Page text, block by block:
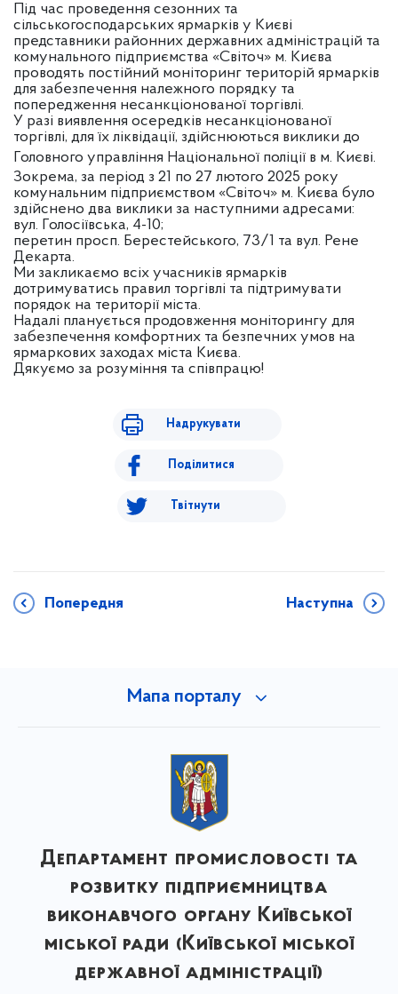
Під час проведення сезонних та
сільськогосподарських ярмарків у Києві
представники районних державних адміністрацій та
комунального підприємства «Світоч» м. Києва
проводять постійний моніторинг територій ярмарків
для забезпечення належного порядку та
попередження несанкціонованої торгівлі.
У разі виявлення осередків несанкціонованої
торгівлі, для їх ліквідації, здійснюються виклики до
Головного управління Національної поліції в м. Києві.
Зокрема, за період з 21 по 27 лютого 2025 року
комунальним підприємством «Світоч» м. Києва було
здійснено два виклики за наступними адресами:
вул. Голосіївська, 4-10;
перетин просп. Берестейського, 73/1 та вул. Рене
Декарта.
Ми закликаємо всіх учасників ярмарків
дотримуватись правил торгівлі та підтримувати
порядок на території міста.
Надалі планується продовження моніторингу для
забезпечення комфортних та безпечних умов на
ярмаркових заходах міста Києва.
Дякуємо за розуміння та співпрацю!
Надрукувати
Поділитися
Твітнути
Попередня Наступна
Мапа порталу
Департамент промисловості та
розвитку підприємництва
виконавчого органу Київської
міської ради (Київської міської
державної адміністрації)